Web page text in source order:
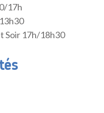
17h
Soir 17h/18h30